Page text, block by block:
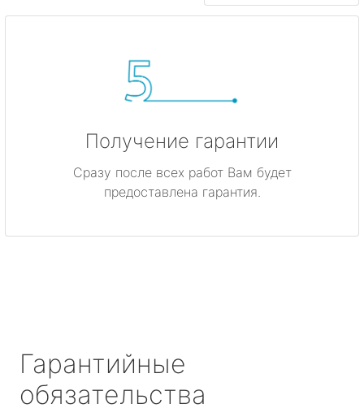
Получение гарантии
Сразу после всех работ Вам будет
предоставлена гарантия.
Гарантийные
обязательства